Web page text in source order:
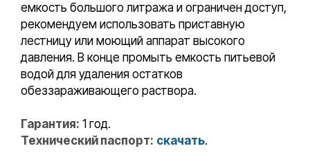
емкость большого литража и ограничен доступ,
рекомендуем использовать приставную
лестницу или моющий аппарат высокого
давления. В конце промыть емкость питьевой
водой для удаления остатков
обеззараживающего раствора.
Гарантия: 1 год.
Технический паспорт: скачать.